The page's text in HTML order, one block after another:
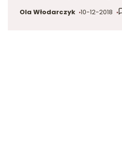
autor:
Ola Włodarczyk dodano:
10-12-2018